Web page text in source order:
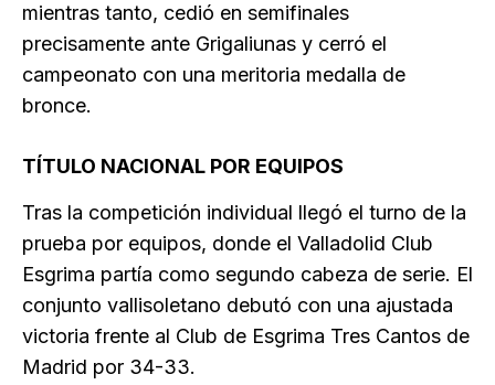
mientras tanto, cedió en semifinales
precisamente ante Grigaliunas y cerró el
campeonato con una meritoria medalla de
bronce.
TÍTULO NACIONAL POR EQUIPOS
Tras la competición individual llegó el turno de la
prueba por equipos, donde el Valladolid Club
Esgrima partía como segundo cabeza de serie. El
conjunto vallisoletano debutó con una ajustada
victoria frente al Club de Esgrima Tres Cantos de
Madrid por 34-33.